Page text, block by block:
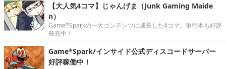
【大人気4コマ】じゃんげま（Junk Gaming Maide
n）
Game*Sparkの一大コンテンツに成長した4コマ。単行本も好評
発売中！
Game*Spark/インサイド公式ディスコードサーバー
好評稼働中！